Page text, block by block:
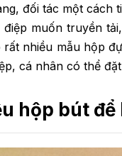
đối tác một cách
muốn truyền
nhiều mẫu hộp
cá nhân có thể
hộp bút